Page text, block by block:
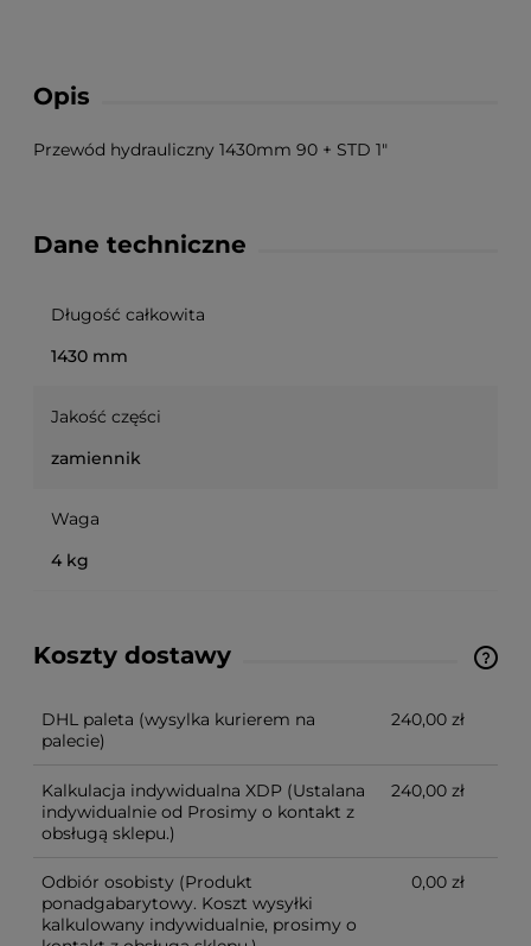
Opis
Przewód hydrauliczny 1430mm 90 + STD 1"
Dane techniczne
Długość całkowita
1430 mm
Jakość części
zamiennik
Waga
4 kg
Koszty dostawy
Ze względu na niestandardowe wymiary produktu,
Możliwy również odbiór osobisty.
DHL paleta (wysylka kurierem na
palecie)
240,00 zł
Kalkulacja indywidualna XDP (Ustalana
indywidualnie od Prosimy o kontakt z
obsługą sklepu.)
240,00 zł
Odbiór osobisty (Produkt
ponadgabarytowy. Koszt wysyłki
kalkulowany indywidualnie, prosimy o
0,00 zł